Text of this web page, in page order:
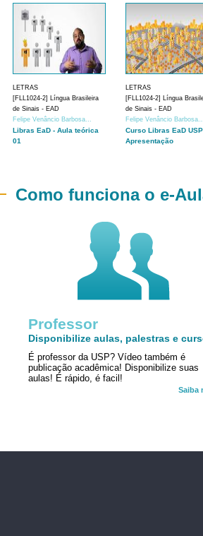
LETRAS
[FLL1024-2] Língua Brasileira
de Sinais - EAD
Felipe Venâncio Barbosa...
Libras EaD - Aula teórica
01
LETRAS
[FLL1024-2] Língua
de Sinais - EAD
Felipe Venâncio Barbosa...
Curso Libras EaD
Apresentação
Como funciona o e-
Professor
Disponibilize aulas, palestras e
É professor da USP? Vídeo também é
publicação acadêmica! Disponibilize suas
aulas! É rápido, é facil!
Saiba